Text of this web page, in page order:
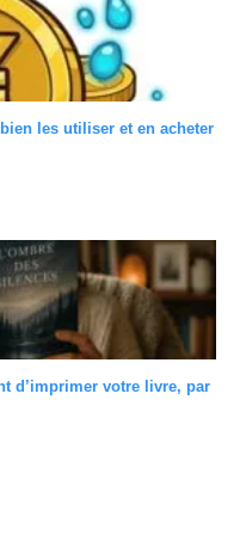
les utiliser et en acheter
d’imprimer votre livre, par